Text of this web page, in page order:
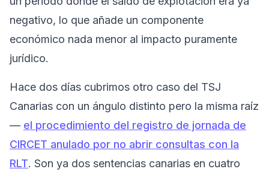
negativo, lo que añade un componente
económico nada menor al impacto puramente
jurídico.
Hace dos días cubrimos otro caso del TSJ
Canarias con un ángulo distinto pero la misma raíz
— el procedimiento del registro de jornada de
CIRCET anulado por no abrir consultas con la
RLT. Son ya dos sentencias canarias en cuatro